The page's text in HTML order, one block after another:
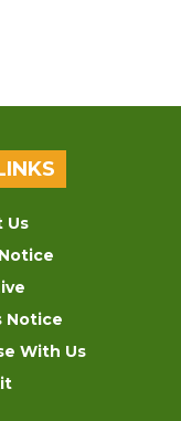
Us
Notice
With Us